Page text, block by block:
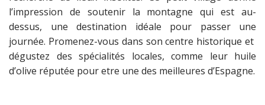
l’impression de soutenir la montagne qui est au-
dessus, une destination idéale pour passer une
journée. Promenez-vous dans son centre historique et
dégustez des spécialités locales, comme leur huile
d’olive réputée pour etre une des meilleures d’Espagne.